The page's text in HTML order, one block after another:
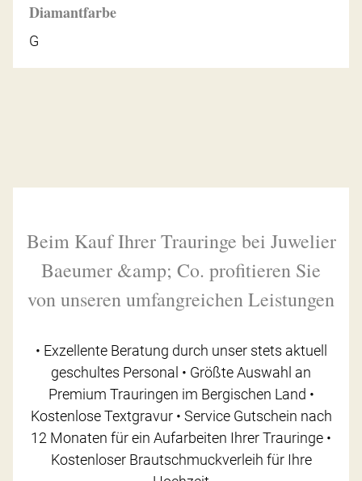
Diamantfarbe
G
Beim Kauf Ihrer Trauringe bei Juwelier
Baeumer &amp; Co. profitieren Sie
von unseren umfangreichen Leistungen
• Exzellente Beratung durch unser stets aktuell
geschultes Personal • Größte Auswahl an
Premium Trauringen im Bergischen Land •
Kostenlose Textgravur • Service Gutschein nach
12 Monaten für ein Aufarbeiten Ihrer Trauringe •
Kostenloser Brautschmuckverleih für Ihre